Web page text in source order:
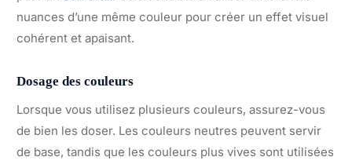
nuances d’une même couleur pour créer un effet visuel
cohérent et apaisant.
Dosage des couleurs
Lorsque vous utilisez plusieurs couleurs, assurez-vous
de bien les doser. Les couleurs neutres peuvent servir
de base, tandis que les couleurs plus vives sont utilisées